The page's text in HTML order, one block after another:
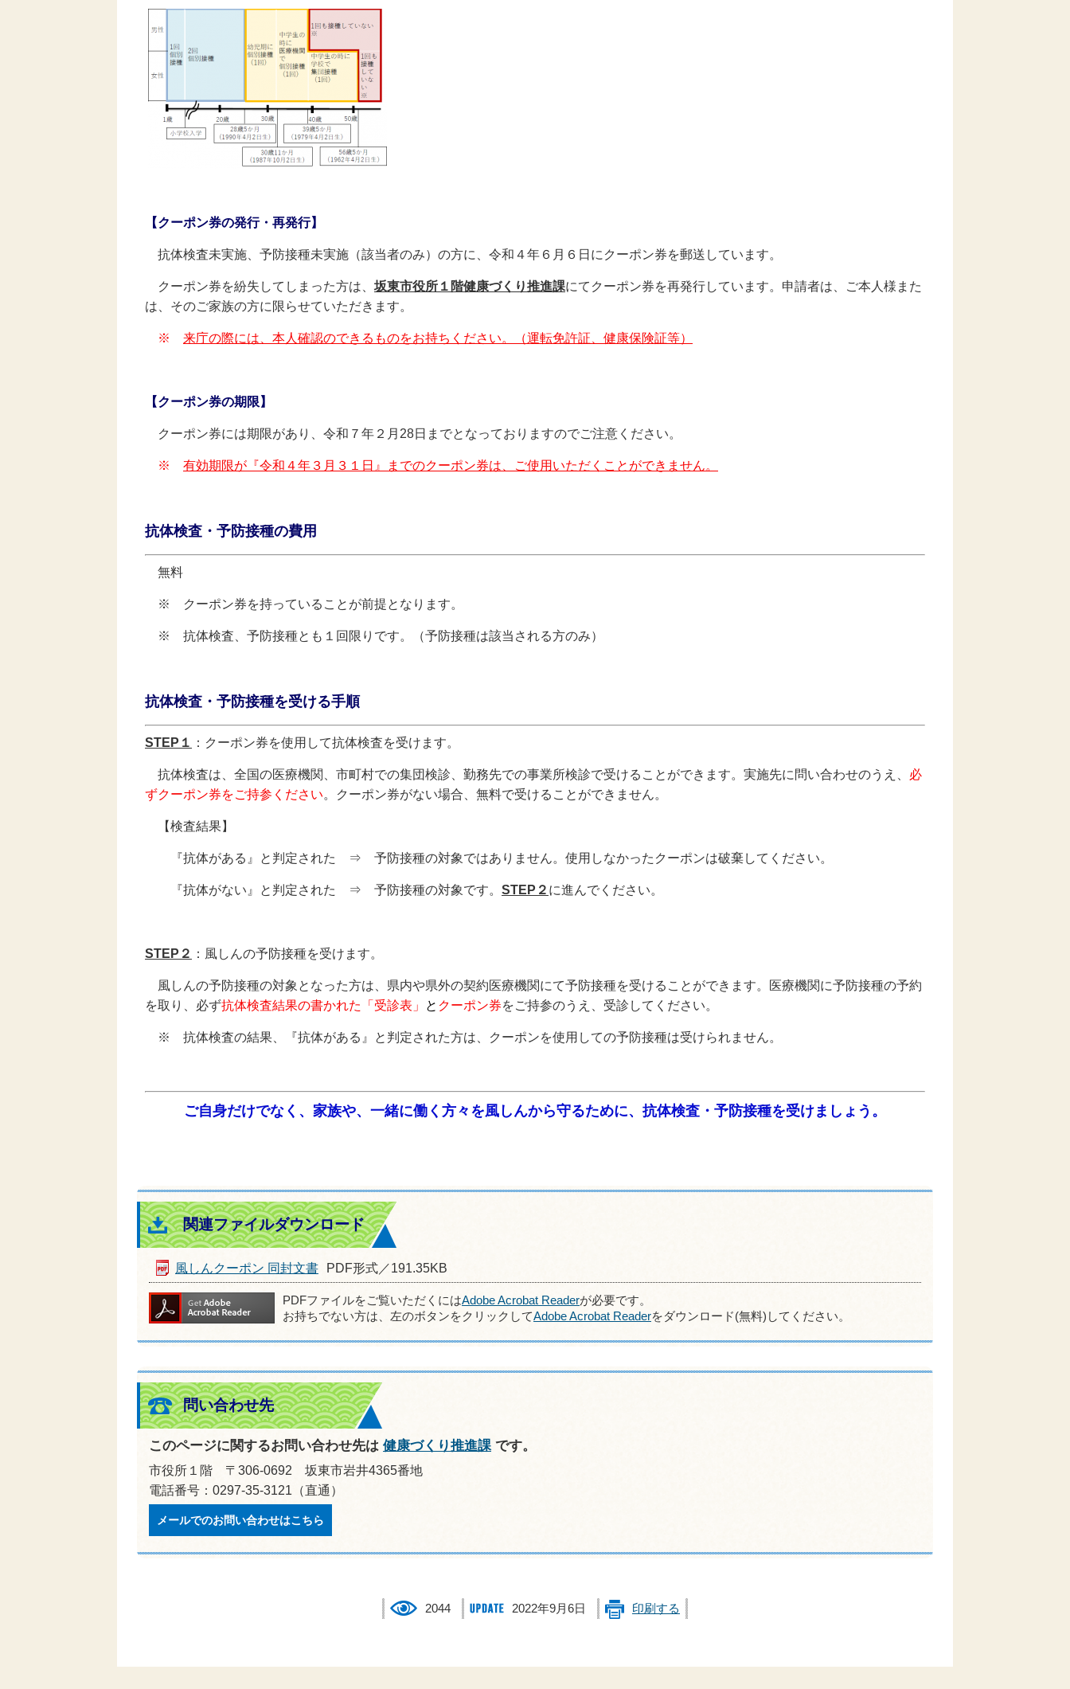
【クーポン券の発行・再発行】
抗体検査未実施、予防接種未実施（該当者のみ）の方に、令和４年６月６日に クーポン券を郵送しています。
クーポン券を紛失してしまった方は、 坂東市役所１階健康づくり推進課にてクーポン券を再発行しています。申請者は、ご本人様また
は、そのご家族の方に限らせていただきます。
※ 来庁の際には、本人確認のできるものをお持ちください。（運転免許証、健康保険証等）
【クーポン券の期限】
クーポン券には期限があり、令和７年２月28日までとなっておりますのでご注意ください。
※ 有効期限が『令和４年３月３１日』までのクーポン券は、ご使用いただくことができません。
抗体検査・予防接種の費用
無料
※ クーポン券を持っていることが前提となります。
※ 抗体検査、予防接種とも１回限りです。（予防接種は該当される方のみ）
抗体検査・予防接種を受ける手順
STEP１ ：クーポン券を使用して抗体検査を受けます。
抗体検査は、全国の医療機関、市町村での集団検診、勤務先での事業所検診で受けることができます。実施先に問い合わせのうえ、 必
ずクーポン券をご持参ください。クーポン券がない場合、無料で受けることができません。
【検査結果】
『抗体がある』と判定された ⇒ 予防接種の対象ではありません。使用しなかったクーポンは破棄してください。
『抗体がない』と判定された ⇒ 予防接種の対象です。 STEP２ に進んでください。
STEP２ ：風しんの予防接種を受けます。
風しんの予防接種の対象となった方は、県内や県外の契約医療機関にて予防接種を受けることができます。医療機関に予防接種の予約
を取り、必ず抗体検査結果の書かれた「受診表」 と クーポン券をご持参のうえ、受診してください。
※ 抗体検査の結果、『抗体がある』と判定された方は、クーポンを使用しての予防接種は受けられません。
ご自身だけでなく、家族や、一緒に働く方々を風しんから守るために、抗体検査・予防接種を受けましょう。
関連ファイルダウンロード
風しんクーポン 同封文書 PDF形式／191.35KB
PDFファイルをご覧いただくにはAdobe Acrobat Readerが必要です。
お持ちでない方は、左のボタンをクリックしてAdobe Acrobat Readerをダウンロード(無料)してください。
問い合わせ先
このページに関するお問い合わせ先は 健康づくり推進課 です。
市役所１階 〒306-0692 坂東市岩井4365番地
電話番号：0297-35-3121（直通）
メールでのお問い合わせはこちら
2044 2022年9月6日 印刷する